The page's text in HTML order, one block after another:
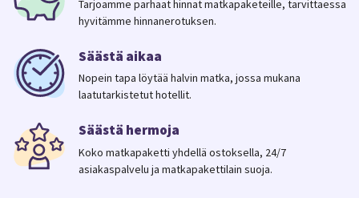
Tarjoamme parhaat hinnat matkapaketeille, tarvittaessa
hyvitämme hinnanerotuksen.
Säästä aikaa
Nopein tapa löytää halvin matka, jossa mukana
laatutarkistetut hotellit.
Säästä hermoja
Koko matkapaketti yhdellä ostoksella, 24/7
asiakaspalvelu ja matkapakettilain suoja.